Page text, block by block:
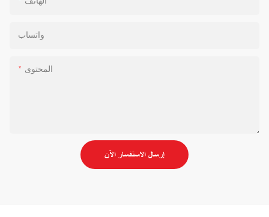
واتساب
المحتوى
إرسال الاستفسار الآن